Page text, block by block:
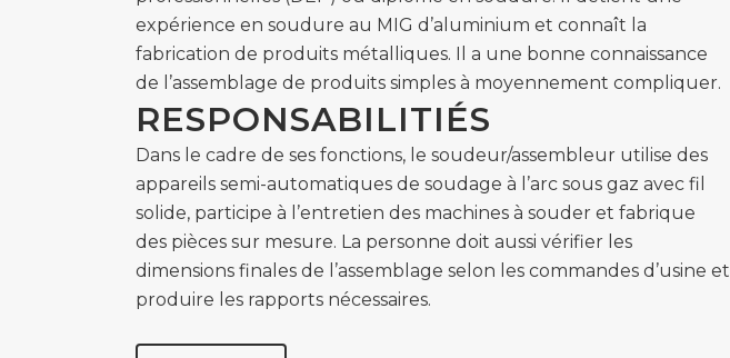
expérience en soudure au MIG d’aluminium et connaît la
fabrication de produits métalliques. Il a une bonne connaissance
de l’assemblage de produits simples à moyennement compliquer.
RESPONSABILITIÉS
Dans le cadre de ses fonctions, le soudeur/assembleur utilise des
appareils semi-automatiques de soudage à l’arc sous gaz avec fil
solide, participe à l’entretien des machines à souder et fabrique
des pièces sur mesure. La personne doit aussi vérifier les
dimensions finales de l’assemblage selon les commandes d’usine et
produire les rapports nécessaires.